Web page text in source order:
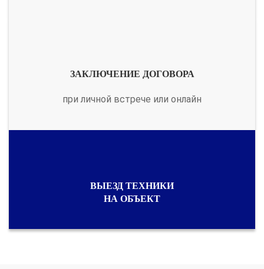
ЗАКЛЮЧЕНИЕ ДОГОВОРА
при личной встрече или онлайн
ВЫЕЗД ТЕХНИКИ
НА ОБЪЕКТ